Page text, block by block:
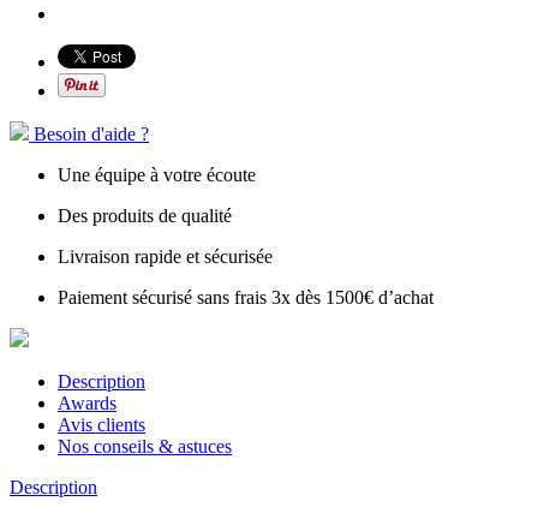
Besoin d'aide ?
Une équipe à votre écoute
Des produits de qualité
Livraison rapide et sécurisée
Paiement sécurisé sans frais 3x dès 1500€ d’achat
Description
Awards
Avis clients
Nos conseils & astuces
Description